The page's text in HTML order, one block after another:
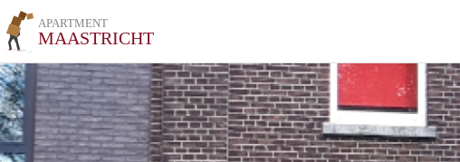
APARTMENT
MAASTRICHT